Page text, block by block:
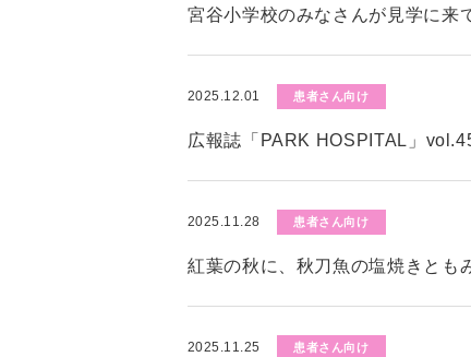
宮谷小学校のみなさんが見学に来
2025.12.01 患者さん向け
広報誌「PARK HOSPITAL」
2025.11.28 患者さん向け
紅葉の秋に、秋刀魚の塩焼きとも
2025.11.25 患者さん向け